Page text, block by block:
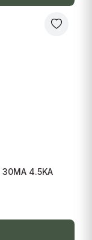
30MA 4.5KA